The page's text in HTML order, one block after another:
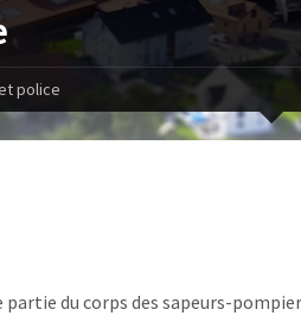
police
partie du corps des sapeurs-